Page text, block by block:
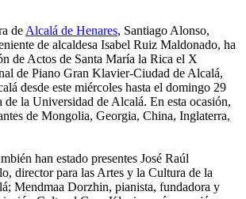
de Alcalá de Henares, Santiago Alonso,
de alcaldesa Isabel Ruiz Maldonado, ha
de Actos de Santa María la Rica el X
de Piano Gran Klavier-Ciudad de Alcalá,
desde este miércoles hasta el domingo 29
la Universidad de Alcalá. En esta ocasión,
de Mongolia, Georgia, China, Inglaterra,
han estado presentes José Raúl
director para las Artes y la Cultura de la
Mendmaa Dorzhin, pianista, fundadora y